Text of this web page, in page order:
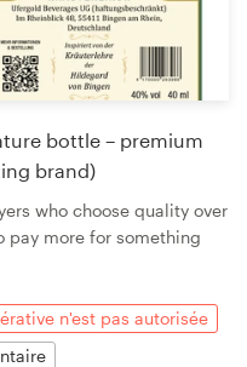
bottle – premium
brand)
who choose quality over
pay more for something
n'est pas autorisée